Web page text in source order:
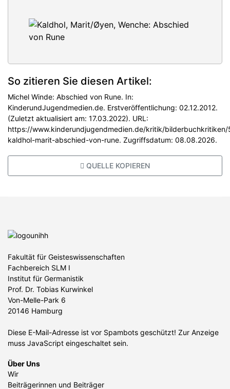
So zitieren Sie diesen Artikel:
Michel Winde: Abschied von Rune. In:
KinderundJugendmedien.de. Erstveröffentlichung: 02.12.2012.
(Zuletzt aktualisiert am: 17.03.2022). URL:
https://www.kinderundjugendmedien.de/kritik/
kaldhol-marit-abschied-von-rune. Zugriffsdatum: 08.08.2026.
QUELLE KOPIEREN
Fakultät für Geisteswissenschaften
Fachbereich SLM I
Institut für Germanistik
Prof. Dr. Tobias Kurwinkel
Von-Melle-Park 6
20146 Hamburg
Diese E-Mail-Adresse ist vor Spambots geschützt! Zur Anzeige
muss JavaScript eingeschaltet sein.
Über Uns
Wir
Beiträgerinnen und Beiträger